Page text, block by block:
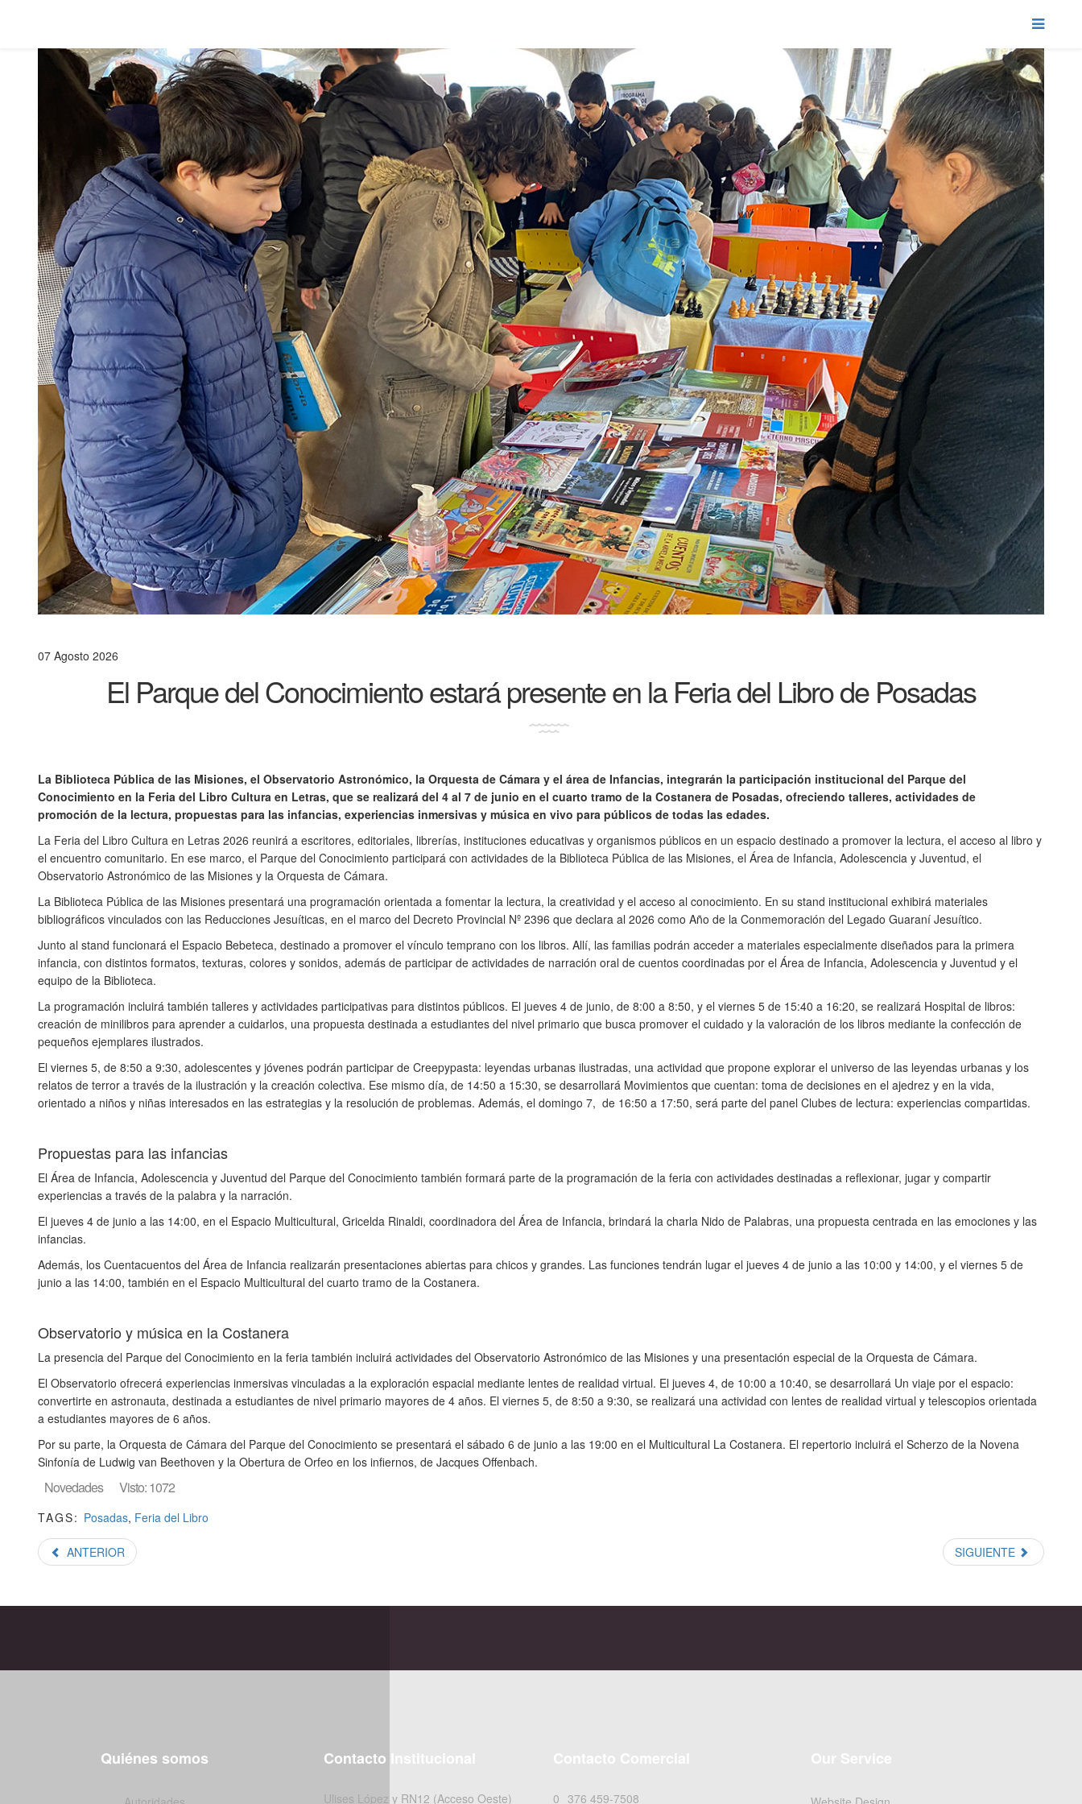
07 Agosto 2026
El Parque del Conocimiento estará presente en la Feria del Libro de Posadas
La Biblioteca Pública de las Misiones, el Observatorio Astronómico, la Orquesta de Cámara y el área de Infancias, integrarán la participación institucional del Parque del
Conocimiento en la Feria del Libro Cultura en Letras, que se realizará del 4 al 7 de junio en el cuarto tramo de la Costanera de Posadas, ofreciendo talleres, actividades de
promoción de la lectura, propuestas para las infancias, experiencias inmersivas y música en vivo para públicos de todas las edades.
La Feria del Libro Cultura en Letras 2026 reunirá a escritores, editoriales, librerías, instituciones educativas y organismos públicos en un espacio destinado a promover la lectura, el acceso al libro y
el encuentro comunitario. En ese marco, el Parque del Conocimiento participará con actividades de la Biblioteca Pública de las Misiones, el Área de Infancia, Adolescencia y Juventud, el
Observatorio Astronómico de las Misiones y la Orquesta de Cámara.
La Biblioteca Pública de las Misiones presentará una programación orientada a fomentar la lectura, la creatividad y el acceso al conocimiento. En su stand institucional exhibirá materiales
bibliográficos vinculados con las Reducciones Jesuíticas, en el marco del Decreto Provincial Nº 2396 que declara al 2026 como Año de la Conmemoración del Legado Guaraní Jesuítico.
Junto al stand funcionará el Espacio Bebeteca, destinado a promover el vínculo temprano con los libros. Allí, las familias podrán acceder a materiales especialmente diseñados para la primera
infancia, con distintos formatos, texturas, colores y sonidos, además de participar de actividades de narración oral de cuentos coordinadas por el Área de Infancia, Adolescencia y Juventud y el
equipo de la Biblioteca.
La programación incluirá también talleres y actividades participativas para distintos públicos. El jueves 4 de junio, de 8:00 a 8:50, y el viernes 5 de 15:40 a 16:20, se realizará Hospital de libros:
creación de minilibros para aprender a cuidarlos, una propuesta destinada a estudiantes del nivel primario que busca promover el cuidado y la valoración de los libros mediante la confección de
pequeños ejemplares ilustrados.
El viernes 5, de 8:50 a 9:30, adolescentes y jóvenes podrán participar de Creepypasta: leyendas urbanas ilustradas, una actividad que propone explorar el universo de las leyendas urbanas y los
relatos de terror a través de la ilustración y la creación colectiva. Ese mismo día, de 14:50 a 15:30, se desarrollará Movimientos que cuentan: toma de decisiones en el ajedrez y en la vida,
orientado a niños y niñas interesados en las estrategias y la resolución de problemas. Además, el domingo 7, de 16:50 a 17:50, será parte del panel Clubes de lectura: experiencias compartidas.
Propuestas para las infancias
El Área de Infancia, Adolescencia y Juventud del Parque del Conocimiento también formará parte de la programación de la feria con actividades destinadas a reflexionar, jugar y compartir
experiencias a través de la palabra y la narración.
El jueves 4 de junio a las 14:00, en el Espacio Multicultural, Gricelda Rinaldi, coordinadora del Área de Infancia, brindará la charla Nido de Palabras, una propuesta centrada en las emociones y las
infancias.
Además, los Cuentacuentos del Área de Infancia realizarán presentaciones abiertas para chicos y grandes. Las funciones tendrán lugar el jueves 4 de junio a las 10:00 y 14:00, y el viernes 5 de
junio a las 14:00, también en el Espacio Multicultural del cuarto tramo de la Costanera.
Observatorio y música en la Costanera
La presencia del Parque del Conocimiento en la feria también incluirá actividades del Observatorio Astronómico de las Misiones y una presentación especial de la Orquesta de Cámara.
El Observatorio ofrecerá experiencias inmersivas vinculadas a la exploración espacial mediante lentes de realidad virtual. El jueves 4, de 10:00 a 10:40, se desarrollará Un viaje por el espacio:
convertirte en astronauta, destinada a estudiantes de nivel primario mayores de 4 años. El viernes 5, de 8:50 a 9:30, se realizará una actividad con lentes de realidad virtual y telescopios orientada
a estudiantes mayores de 6 años.
Por su parte, la Orquesta de Cámara del Parque del Conocimiento se presentará el sábado 6 de junio a las 19:00 en el Multicultural La Costanera. El repertorio incluirá el Scherzo de la Novena
Sinfonía de Ludwig van Beethoven y la Obertura de Orfeo en los infiernos, de Jacques Offenbach.
Novedades Visto: 1072
TAGS: Posadas, Feria del Libro
ANTERIOR SIGUIENTE
Quiénes somos Contacto Institucional
Ulises López y RN12 (Acceso Oeste) 0376 459-7508